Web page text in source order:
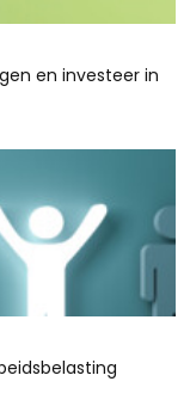
en investeer in